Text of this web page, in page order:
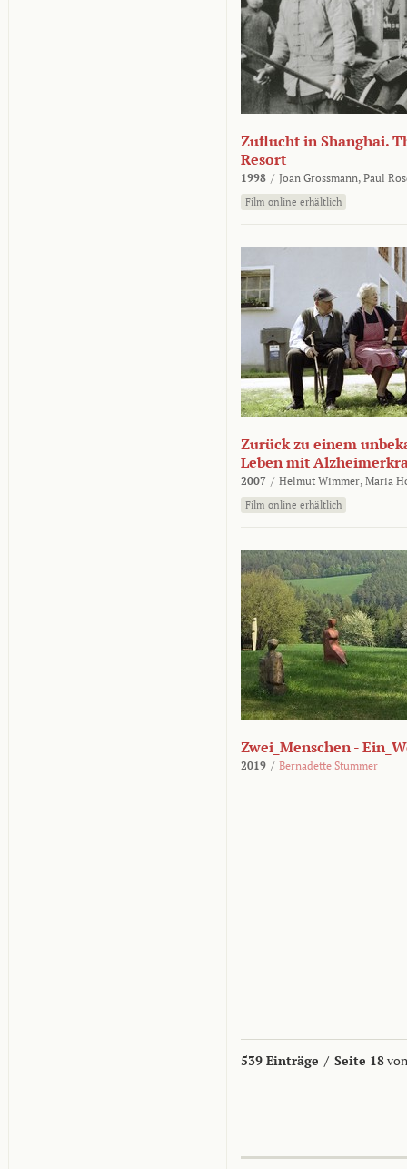
Zuflucht in Shanghai.
Resort
1998 / Joan Grossmann, Paul
Film online erhältlich
Zurück zu einem
Leben mit
2007 / Helmut Wimmer, Maria
Film online erhältlich
Zwei_Menschen -
2019 / Bernadette Stummer
539 Einträge / Seite 18